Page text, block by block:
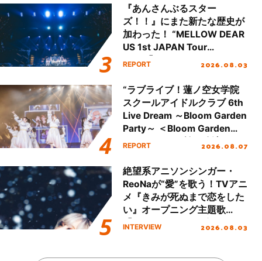
『あんさんぶるスター
ズ！！』にまた新たな歴史が
加わった！ “MELLOW DEAR
US 1st JAPAN Tour
Final「NICE to meet YOU
ート!!
REPORT 2026.08.03
“ラブライブ！蓮ノ空女学院
スクールアイドルクラブ 6th
Live Dream ～Bloom Garden
Party～ ＜Bloom Garden
Party Stage／埼玉公演＞”
REPORT 2026.08.07
絶望系アニソンシンガー・
ReoNaが“愛”を歌う！TVアニ
メ『きみが死ぬまで恋をした
い』オープニング主題歌
「Amore」インタビュー
INTERVIEW 2026.08.03